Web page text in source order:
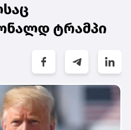
ტრამპი